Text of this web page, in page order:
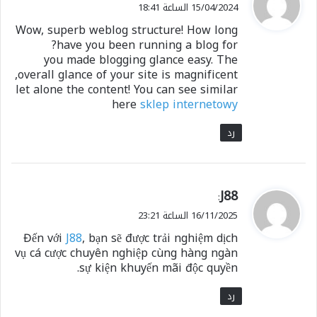
ل
15/04/2024 الساعة 18:41
Wow, superb weblog structure! How long
have you been running a blog for?
you made blogging glance easy. The
overall glance of your site is magnificent,
let alone the content! You can see similar
heresklep internetowy
رد
ي
ق
ل
J88
:
16/11/2025 الساعة 23:21
Đến vớiJ88, bạn sẽ được trải nghiệm dịch
vụ cá cược chuyên nghiệp cùng hàng ngàn
sự kiện khuyến mãi độc quyền.
رد